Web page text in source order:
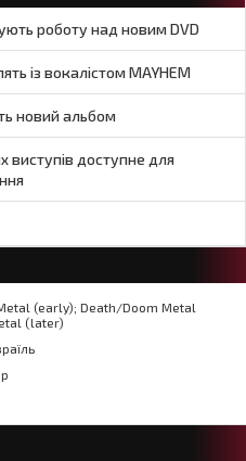
роботу над новим DVD
із вокалістом MAYHEM
новий альбом
виступів доступне для
(early); Death/Doom Metal
(later)